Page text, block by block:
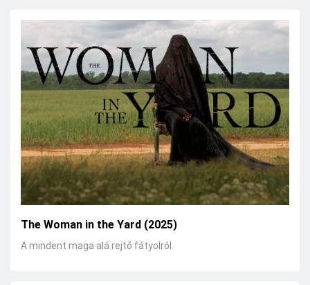
The Woman in the Yard (2025)
A mindent maga alá rejtő fátyolról.